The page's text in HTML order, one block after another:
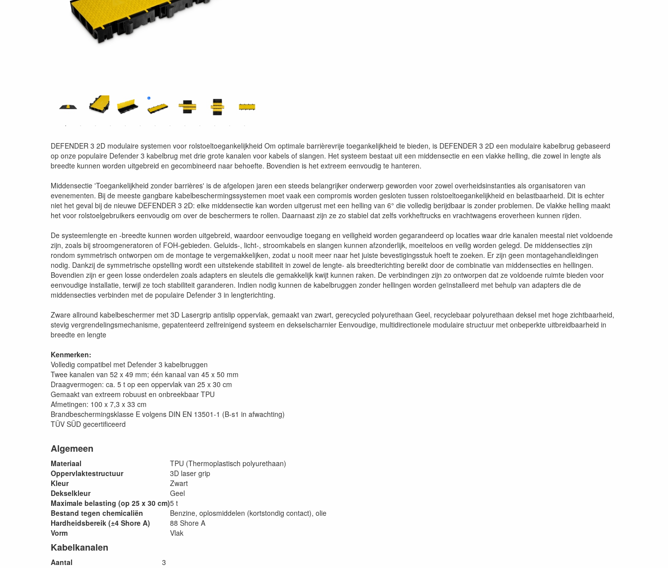
DEFENDER 3 2D modulaire systemen voor rolstoeltoegankelijkheid Om optimale barrièrevrije toegankelijkheid te bieden, is DEFENDER 3 2D een modulaire kabelbrug gebaseerd
op onze populaire Defender 3 kabelbrug met drie grote kanalen voor kabels of slangen. Het systeem bestaat uit een middensectie en een vlakke helling, die zowel in lengte als
breedte kunnen worden uitgebreid en gecombineerd naar behoefte. Bovendien is het extreem eenvoudig te hanteren.
Middensectie 'Toegankelijkheid zonder barrières' is de afgelopen jaren een steeds belangrijker onderwerp geworden voor zowel overheidsinstanties als organisatoren van
evenementen. Bij de meeste gangbare kabelbeschermingssystemen moet vaak een compromis worden gesloten tussen rolstoeltoegankelijkheid en belastbaarheid. Dit is echter
niet het geval bij de nieuwe DEFENDER 3 2D: elke middensectie kan worden uitgerust met een helling van 6° die volledig berijdbaar is zonder problemen. De vlakke helling maakt
het voor rolstoelgebruikers eenvoudig om over de beschermers te rollen. Daarnaast zijn ze zo stabiel dat zelfs vorkheftrucks en vrachtwagens eroverheen kunnen rijden.
De systeemlengte en -breedte kunnen worden uitgebreid, waardoor eenvoudige toegang en veiligheid worden gegarandeerd op locaties waar drie kanalen meestal niet voldoende
zijn, zoals bij stroomgeneratoren of FOH-gebieden. Geluids-, licht-, stroomkabels en slangen kunnen afzonderlijk, moeiteloos en veilig worden gelegd. De middensecties zijn
rondom symmetrisch ontworpen om de montage te vergemakkelijken, zodat u nooit meer naar het juiste bevestigingsstuk hoeft te zoeken. Er zijn geen montagehandleidingen
nodig. Dankzij de symmetrische opstelling wordt een uitstekende stabiliteit in zowel de lengte- als breedterichting bereikt door de combinatie van middensecties en hellingen.
Bovendien zijn er geen losse onderdelen zoals adapters en sleutels die gemakkelijk kwijt kunnen raken. De verbindingen zijn zo ontworpen dat ze voldoende ruimte bieden voor
eenvoudige installatie, terwijl ze toch stabiliteit garanderen. Indien nodig kunnen de kabelbruggen zonder hellingen worden geïnstalleerd met behulp van adapters die de
middensecties verbinden met de populaire Defender 3 in lengterichting.
Zware allround kabelbeschermer met 3D Lasergrip antislip oppervlak, gemaakt van zwart, gerecycled polyurethaan Geel, recyclebaar polyurethaan deksel met hoge zichtbaarheid,
stevig vergrendelingsmechanisme, gepatenteerd zelfreinigend systeem en dekselscharnier Eenvoudige, multidirectionele modulaire structuur met onbeperkte uitbreidbaarheid in
breedte en lengte
Kenmerken:
Volledig compatibel met Defender 3 kabelbruggen
Twee kanalen van 52 x 49 mm; één kanaal van 45 x 50 mm
Draagvermogen: ca. 5 t op een oppervlak van 25 x 30 cm
Gemaakt van extreem robuust en onbreekbaar TPU
Afmetingen: 100 x 7,3 x 33 cm
Brandbeschermingsklasse E volgens DIN EN 13501-1 (B-s1 in afwachting)
TÜV SÜD gecertificeerd
Algemeen
Materiaal
TPU (Thermoplastisch polyurethaan)
Oppervlaktestructuur
3D laser grip
Kleur
Zwart
Dekselkleur
Geel
Maximale belasting (op 25 x 30 cm)5 t
Bestand tegen chemicaliën
Benzine, oplosmiddelen (kortstondig contact), olie
Hardheidsbereik (±4 Shore A)
88 Shore A
Vorm
Vlak
Kabelkanalen
Aantal
3